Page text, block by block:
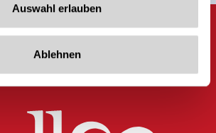
Auswahl erlauben
Ablehnen